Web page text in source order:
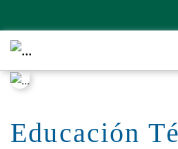
Educación